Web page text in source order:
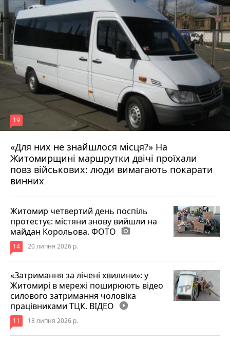
«Для них не знайшлося місця?» На
Житомирщині маршрутки двічі проїхали
повз військових: люди вимагають покарати
винних
19
17 липня 2026 р.
Житомир четвертий день поспіль
протестує: містяни знову вийшли на
майдан Корольова. ФОТО photo_camera
14 20 липня 2026 р.
«Затримання за лічені хвилини»: у
Житомирі в мережі поширюють відео
силового затримання чоловіка
працівниками ТЦК. ВІДЕО play_circle_filled
11 18 липня 2026 р.